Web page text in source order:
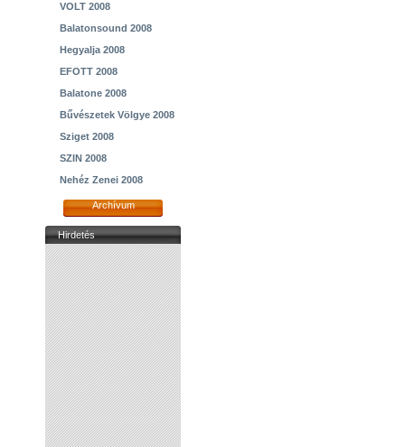
VOLT 2008
Balatonsound 2008
Hegyalja 2008
EFOTT 2008
Balatone 2008
Bűvészetek Völgye 2008
Sziget 2008
SZIN 2008
Nehéz Zenei 2008
Archívum
Hirdetés